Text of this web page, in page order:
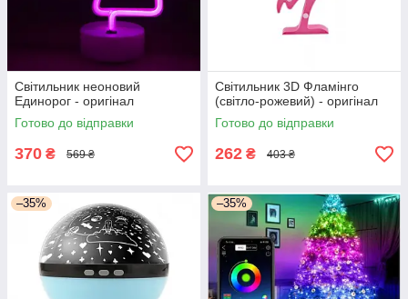
Світильник неоновий
Единорог - оригінал
Готово до відправки
370 ₴ 569 ₴
Світильник 3D Фламінго
(світло-рожевий) - оригінал
Готово до відправки
262 ₴ 403 ₴
–35% –35%